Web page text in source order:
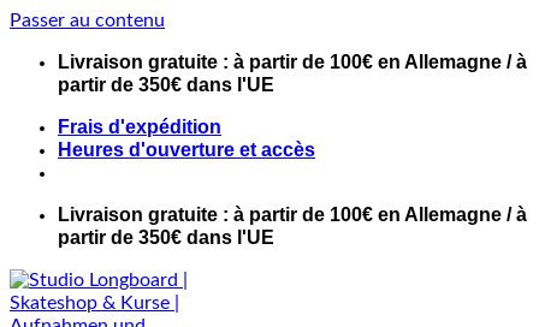
Passer au contenu
Livraison gratuite : à partir de 100€ en Allemagne / à
partir de 350€ dans l'UE
Frais d'expédition
Heures d'ouverture et accès
Livraison gratuite : à partir de 100€ en Allemagne / à
partir de 350€ dans l'UE